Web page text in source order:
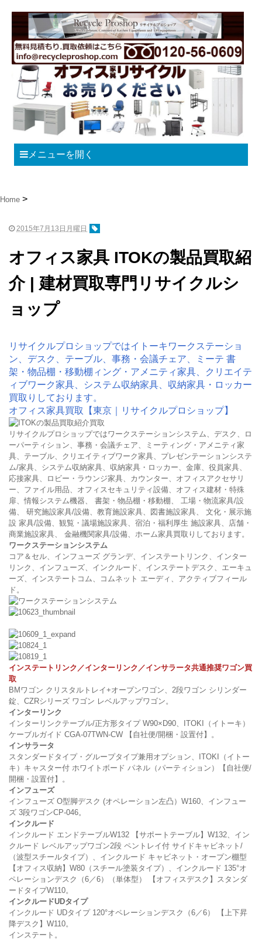
メニューを開く
Home
2015年7月13日月曜日
オフィス家具 ITOKの製品買取紹
介 | 建材買取専門リサイクルシ
ョップ
リサイクルプロショップではイトーキワークステーショ
ン、デスク、テーブル、事務・会議チェア、ミーテ 書
架・物品棚・移動棚ィング・アメニティ家具、クリエイテ
ィブワーク家具、システム収納家具、収納家具・ロッカー
買取りしております。
オフィス家具買取【東京｜リサイクルプロショップ】
リサイクルプロショップではワークステーションシステム、デスク、ロ
ーパーティション、事務・会議チェア、ミーティング・アメニティ家
具、テーブル、クリエイティブワーク家具、プレゼンテーションシステ
ム/家具、システム収納家具、収納家具・ロッカー、金庫、役員家具、
応接家具、ロビー・ラウンジ家具、カウンター、オフィスアクセサリ
ー、ファイル用品、オフィスセキュリティ設備、オフィス建材・特殊
扉、情報システム機器、 書架・物品棚・移動棚、 工場・物流家具/設
備、 研究施設家具/設備、教育施設家具、図書施設家具、 文化・展示施
設 家具/設備、観覧・議場施設家具、宿泊・福利厚生 施設家具、店舗・
商業施設家具、 金融機関家具/設備、ホーム家具買取りしております。
ワークステーションシステム
コア＆セル、インフューズ グランデ、インステートリンク、インター
リンク、インフューズ、インクルード、インステートデスク、エーキュ
ーズ、インステートコム、コムネット エーディ、アクティブフィール
ド。
インステートリンク／インターリンク／インサラータ共通推奨ワゴン買
取
BMワゴン クリスタルトレイ+オープンワゴン、2段ワゴン シリンダー
錠、CZRシリーズ ワゴン レベルアップワゴン。
インターリンク
インターリンクテーブル/正方形タイプ W90×D90、ITOKI（イトーキ）
ケーブルガイド CGA-07TWN-CW 【自社便/開梱・設置付】。
インサラータ
スタンダードタイプ・グループタイプ兼用オプション、ITOKI（イトー
キ）キャスター付 ホワイトボード パネル（パーティション）【自社便/
開梱・設置付】。
インフューズ
インフューズ O型脚デスク (オペレーション左凸）W160、インフュー
ズ 3段ワゴンCP-046。
インクルード
インクルード エンドテーブルW132 【サポートテーブル】W132、イン
クルード レベルアップワゴン2段 ペントレイ付 サイドキャビネット/
（波型スチールタイプ）、インクルード キャビネット・オープン棚型
【オフィス収納】W80（スチール塗装タイプ）、インクルード 135°オ
ペレーションデスク（6／6）（単体型） 【オフィスデスク】スタンダ
ードタイプW110。
インクルードUDタイプ
インクルード UDタイプ 120°オペレーションデスク（6／6） 【上下昇
降デスク】W110。
インステート。